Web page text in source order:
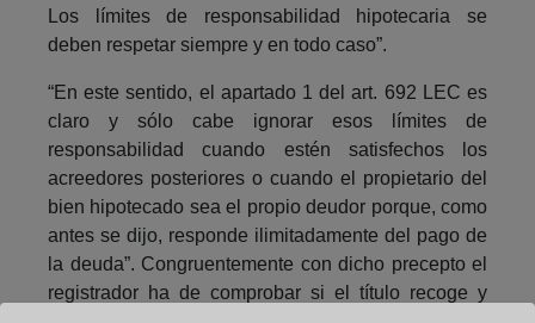
Los límites de responsabilidad hipotecaria se
deben respetar siempre y en todo caso”.
“En este sentido, el apartado 1 del art. 692 LEC es
claro y sólo cabe ignorar esos límites de
responsabilidad cuando estén satisfechos los
acreedores posteriores o cuando el propietario del
bien hipotecado sea el propio deudor porque, como
antes se dijo, responde ilimitadamente del pago de
la deuda”. Congruentemente con dicho precepto el
registrador ha de comprobar si el título recoge y